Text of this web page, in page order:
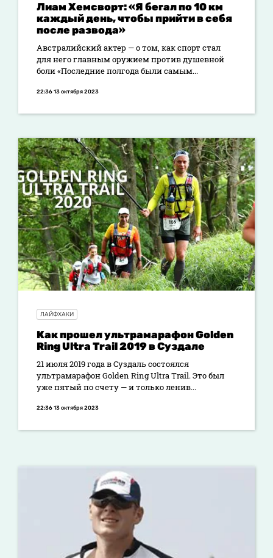
Лиам Хемсворт: «Я бегал по 10 км
каждый день, чтобы прийти в себя
после развода»
Австралийский актер — о том, как спорт стал
для него главным оружием против душевной
боли «Последние полгода были самым...
22:36 13 октября 2023
ЛАЙФХАКИ
Как прошел ультрамарафон Golden
Ring Ultra Trail 2019 в Суздале
21 июля 2019 года в Суздаль состоялся
ультрамарафон Golden Ring Ultra Trail. Это был
уже пятый по счету — и только ленив...
22:36 13 октября 2023